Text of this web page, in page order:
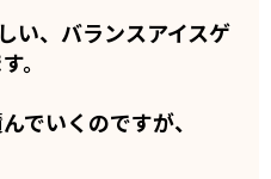
い、バランスアイスゲ
。
でいくのですが、